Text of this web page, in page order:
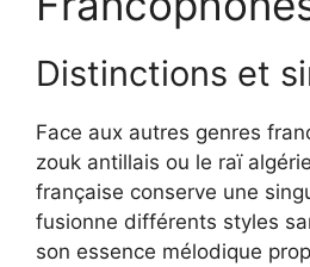
Distinctions et
Face aux autres genres
zouk antillais ou le raï
française conserve une
fusionne différents styles
son essence mélodique